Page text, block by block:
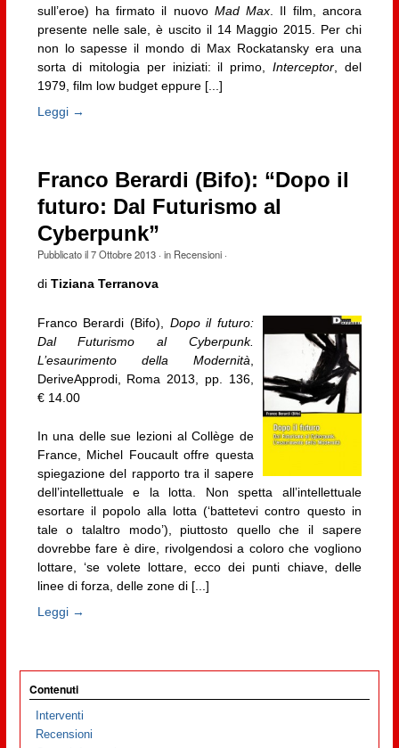
sull’eroe) ha firmato il nuovo Mad Max . Il film, ancora
presente nelle sale, è uscito il 14 Maggio 2015. Per chi
non lo sapesse il mondo di Max Rockatansky era una
sorta di mitologia per iniziati: il primo,
Interceptor, del
1979, film low budget eppure [...]
Leggi →
Franco Berardi (Bifo): “Dopo il
futuro: Dal Futurismo al
Cyberpunk”
Pubblicato il7 Ottobre 2013· in Recensioni·
di Tiziana Terranova
Franco Berardi (Bifo), Dopo il futuro:
Dal Futurismo al Cyberpunk.
L’esaurimento della Modernità
DeriveApprodi, Roma 2013, pp. 136,
€ 14.00
In una delle sue lezioni al Collège de
France, Michel Foucault offre questa
spiegazione del rapporto tra il sapere
dell’intellettuale e la lotta. Non spetta all’intellettuale
esortare il popolo alla lotta (‘battetevi contro questo in
tale o talaltro modo’), piuttosto quello che il sapere
dovrebbe fare è dire, rivolgendosi a coloro che vogliono
lottare, ‘se volete lottare, ecco dei punti chiave, delle
linee di forza, delle zone di [...]
Leggi →
Contenuti
Interventi
Recensioni